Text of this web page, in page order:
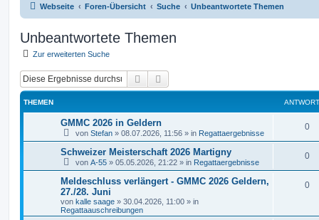
Webseite Foren-Übersicht Suche Unbeantwortete Themen
Unbeantwortete Themen
Zur erweiterten Suche
Suche
THEMEN
GMMC 2026 in Geldern
von Stefan » 08.07.2026, 11:56 » in Regattaergebnisse
0
Schweizer Meisterschaft 2026 Martigny
von A-55 » 05.05.2026, 21:22 » in Regattaergebnisse
0
Meldeschluss verlängert - GMMC 2026 Geldern,
27./28. Juni
von kalle saage » 30.04.2026, 11:00 » in
Regattaauschreibungen
0